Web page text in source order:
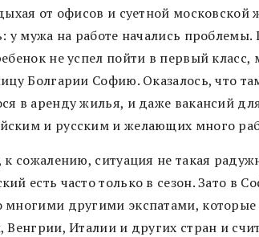
от офисов и суетной московской
у мужа на работе начались
не успел пойти в первый
Болгарии Софию. Оказалось, что
в аренду жилья, и даже вакансий
и русским и желающих много
сожалению, ситуация не такая
есть часто только в сезон. Зато в
многими другими экспатами,
Венгрии, Италии и других стран и